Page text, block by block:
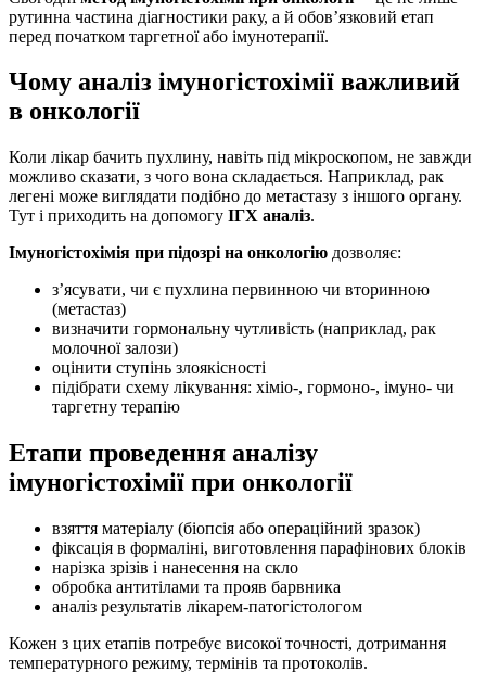
рутинна частина діагностики раку, а й обов’язковий етап
перед початком таргетної або імунотерапії.
Чому аналіз імуногістохімії важливий
в онкології
Коли лікар бачить пухлину, навіть під мікроскопом, не завжди
можливо сказати, з чого вона складається. Наприклад, рак
легені може виглядати подібно до метастазу з іншого органу.
Тут і приходить на допомогу ІГХ аналіз.
Імуногістохімія при підозрі на онкологію дозволяє:
з’ясувати, чи є пухлина первинною чи вторинною
(метастаз)
визначити гормональну чутливість (наприклад, рак
молочної залози)
оцінити ступінь злоякісності
підібрати схему лікування: хіміо-, гормоно-, імуно- чи
таргетну терапію
Етапи проведення аналізу
імуногістохімії при онкології
взяття матеріалу (біопсія або операційний зразок)
фіксація в формаліні, виготовлення парафінових блоків
нарізка зрізів і нанесення на скло
обробка антитілами та прояв барвника
аналіз результатів лікарем-патогістологом
Кожен з цих етапів потребує високої точності, дотримання
температурного режиму, термінів та протоколів.